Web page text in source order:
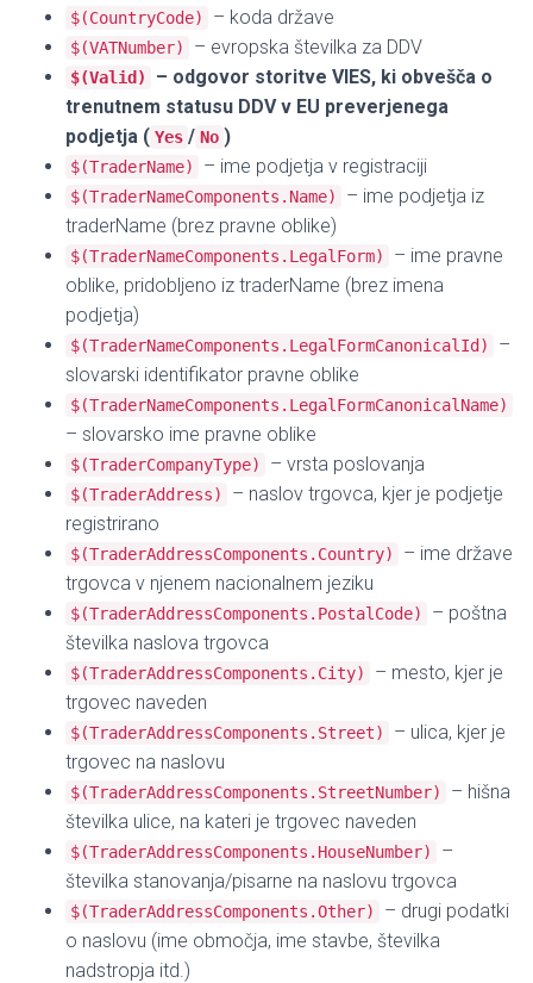
$(CountryCode) – koda države
$(VATNumber) – evropska številka za DDV
$(Valid)
– odgovor storitve VIES, ki obvešča o
trenutnem statusu DDV v EU preverjenega
podjetja ( Yes / No )
$(TraderName) – ime podjetja v registraciji
$(TraderNameComponents.Name)
– ime podjetja iz
traderName (brez pravne oblike)
$(TraderNameComponents.LegalForm)
– ime pravne
oblike, pridobljeno iz traderName (brez imena
podjetja)
$(TraderNameComponents.LegalFormCanonicalId)
–
slovarski identifikator pravne oblike
$(TraderNameComponents.LegalFormCanonicalName)
– slovarsko ime pravne oblike
$(TraderCompanyType) – vrsta poslovanja
$(TraderAddress)
– naslov trgovca, kjer je podjetje
registrirano
$(TraderAddressComponents.Country)
– ime države
trgovca v njenem nacionalnem jeziku
$(TraderAddressComponents.PostalCode)
– poštna
številka naslova trgovca
$(TraderAddressComponents.City)
– mesto, kjer je
trgovec naveden
$(TraderAddressComponents.Street)
– ulica, kjer je
trgovec na naslovu
$(TraderAddressComponents.StreetNumber)
– hišna
številka ulice, na kateri je trgovec naveden
$(TraderAddressComponents.HouseNumber)
–
številka stanovanja/pisarne na naslovu trgovca
$(TraderAddressComponents.Other)
– drugi podatki
o naslovu (ime območja, ime stavbe, številka
nadstropja itd.)